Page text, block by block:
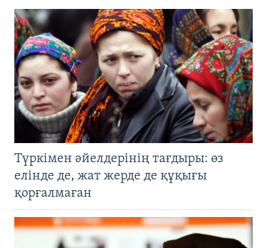
Түркімен әйелдерінің тағдыры: өз
елінде де, жат жерде де құқығы
қорғалмаған